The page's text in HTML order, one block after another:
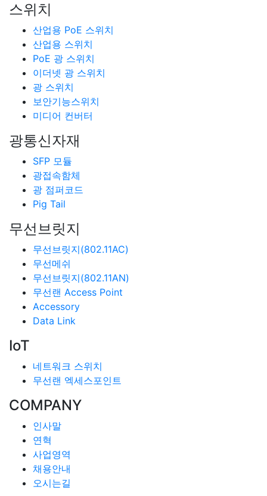
스위치
산업용 PoE 스위치
산업용 스위치
PoE 광 스위치
이더넷 광 스위치
광 스위치
보안기능스위치
미디어 컨버터
광통신자재
SFP 모듈
광접속함체
광 점퍼코드
Pig Tail
무선브릿지
무선브릿지(802.11AC)
무선메쉬
무선브릿지(802.11AN)
무선랜 Access Point
Accessory
Data Link
IoT
네트워크 스위치
무선랜 엑세스포인트
COMPANY
인사말
연혁
사업영역
채용안내
오시는길